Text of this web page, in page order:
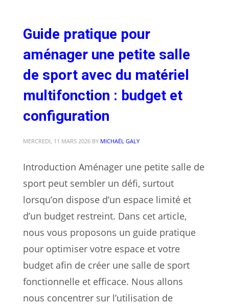
Guide pratique pour
aménager une petite salle
de sport avec du matériel
multifonction : budget et
configuration
MERCREDI, 11 MARS 2026 BY MICHAËL GALY
Introduction Aménager une petite salle de
sport peut sembler un défi, surtout
lorsqu’on dispose d’un espace limité et
d’un budget restreint. Dans cet article,
nous vous proposons un guide pratique
pour optimiser votre espace et votre
budget afin de créer une salle de sport
fonctionnelle et efficace. Nous allons
nous concentrer sur l’utilisation de